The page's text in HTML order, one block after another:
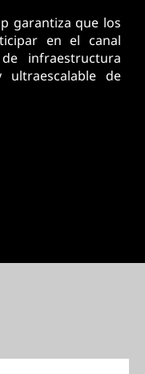
garantiza que los
en el canal
infraestructura
ultraescalable de